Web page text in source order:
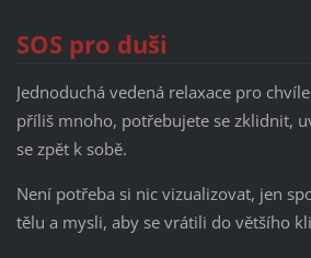
SOS pro duši
Jednoduchá vedená relaxace pro
příliš mnoho, potřebujete se zklidnit,
se zpět k sobě.
Není potřeba si nic vizualizovat, jen
tělu a mysli, aby se vrátili do většího